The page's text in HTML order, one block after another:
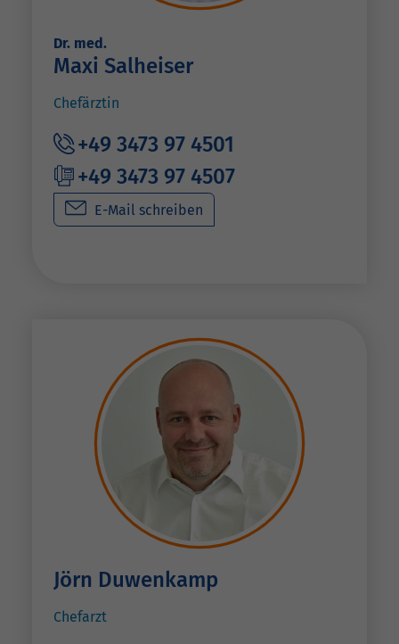
Dr. med.
Maxi Salheiser
Chefärztin
+49 3473 97 4501
+49 3473 97 4507
E-Mail schreiben
Jörn Duwenkamp
Chefarzt